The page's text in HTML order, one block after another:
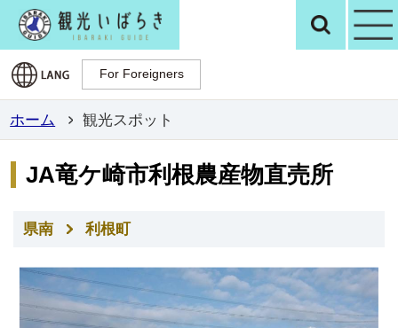
観光いばらき検
For Foreigners
For Foreigners
ホーム 観光スポット
JA竜ケ崎市利根農産物直売所
県南 利根町